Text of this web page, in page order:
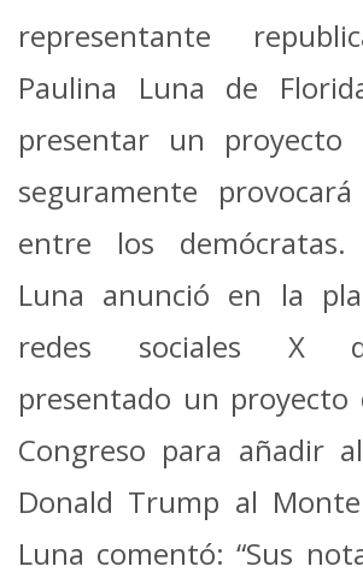
representante
Paulina Luna de
presentar un
seguramente
entre los demócratas.
Luna anunció en la
redes sociales X
presentado un proyecto
Congreso para añadir
Donald Trump al
Luna comentó: “Sus